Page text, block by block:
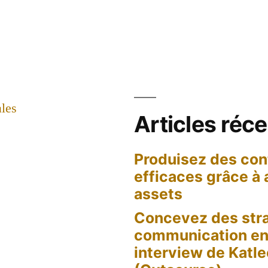
Articles
Produisez des
efficaces grâce à
assets
Concevez des
communication
interview de